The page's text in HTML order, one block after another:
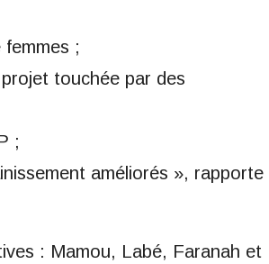
;
touchée par des
;
améliorés », rapporte
: Mamou, Labé, Faranah et